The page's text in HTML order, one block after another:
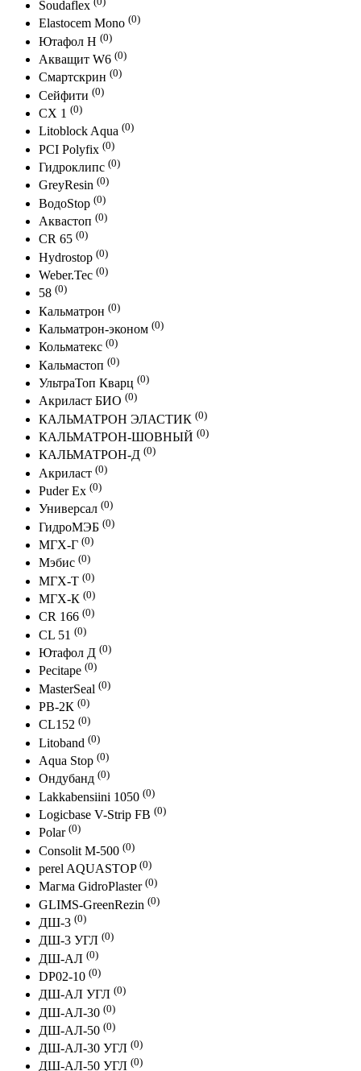
Soudaflex
Elastocem Mono (0)
Ютафол Н (0)
Акващит W6 (0)
Смартскрин (0)
Сейфити (0)
СХ 1 (0)
Litoblock Aqua (0)
PCI Polyfix (0)
Гидроклипс (0)
GreyResin (0)
ВодоStop (0)
Аквастоп (0)
CR 65 (0)
Hydrostop (0)
Weber.Tec (0)
58 (0)
Кальматрон (0)
Кальматрон-эконом (0)
Кольматекс (0)
Кальмастоп (0)
УльтраТоп Кварц (0)
Акриласт БИО (0)
КАЛЬМАТРОН ЭЛАСТИК (0)
КАЛЬМАТРОН-ШОВНЫЙ (0)
КАЛЬМАТРОН-Д (0)
Акриласт (0)
Puder Ex (0)
Универсал (0)
ГидроМЭБ (0)
МГХ-Г (0)
Мэбис (0)
МГХ-Т (0)
МГХ-К (0)
CR 166 (0)
CL 51 (0)
Ютафол Д (0)
Pecitape (0)
MasterSeal (0)
PB-2К (0)
CL152 (0)
Litoband (0)
Aqua Stop (0)
Ондубанд (0)
Lakkabensiini 1050 (0)
Logicbase V-Strip FB (0)
Polar (0)
Consolit M-500 (0)
perel AQUASTOP (0)
Магма GidroPlaster (0)
GLIMS-GreenRezin (0)
ДШ-3 (0)
ДШ-3 УГЛ (0)
ДШ-АЛ (0)
DP02-10 (0)
ДШ-АЛ УГЛ (0)
ДШ-АЛ-30 (0)
ДШ-АЛ-50 (0)
ДШ-АЛ-30 УГЛ (0)
ДШ-АЛ-50 УГЛ (0)